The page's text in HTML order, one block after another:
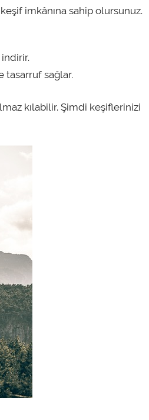
imkânına sahip olursunuz.
indirir.
tasarruf sağlar.
kılabilir. Şimdi keşiflerinizi